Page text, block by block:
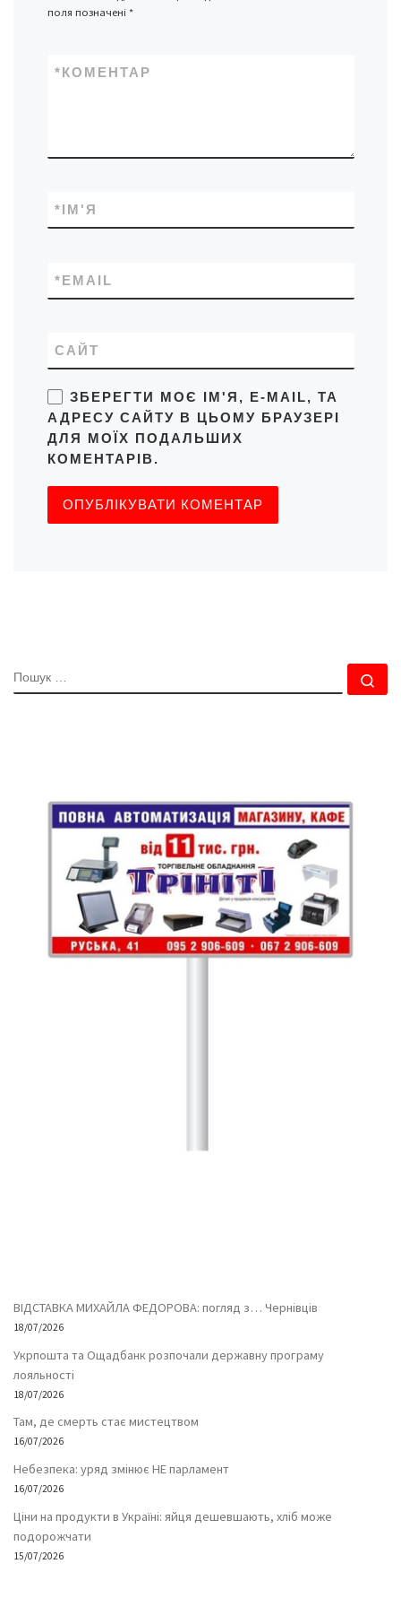
поля позначені *
КОМЕНТАР
*
ІМ'Я
*
EMAIL
*
САЙТ
ЗБЕРЕГТИ МОЄ ІМ'Я, E-MAIL, ТА
АДРЕСУ САЙТУ В ЦЬОМУ БРАУЗЕРІ
ДЛЯ МОЇХ ПОДАЛЬШИХ
КОМЕНТАРІВ.
ПОШУК
ВІДСТАВКА МИХАЙЛА ФЕДОРОВА: погляд з… Чернівців
18/07/2026
Укрпошта та Ощадбанк розпочали державну програму
лояльності
18/07/2026
Там, де смерть стає мистецтвом
16/07/2026
Небезпека: уряд змінює НЕ парламент
16/07/2026
Ціни на продукти в Україні: яйця дешевшають, хліб може
подорожчати
15/07/2026